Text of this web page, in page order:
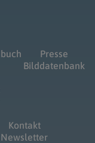
Presse
Bilddatenbank
Kontakt
Newsletter